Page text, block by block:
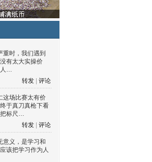
重时，我们遇到
有太大实操价
人…
转发
评论
这场比赛太有价
于真刀真枪下看
把标尺…
转发
评论
意义，是学习和
该把学习作为人